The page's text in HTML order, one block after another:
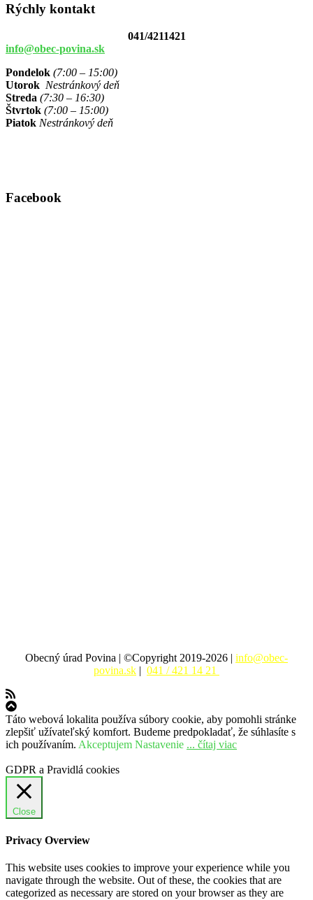
Rýchly kontakt
041/4211421
info@obec-povina.sk
Pondelok (7:00 – 15:00)
Utorok Nestránkový deň
Streda (7:30 – 16:30)
Štvrtok (7:00 – 15:00)
Piatok Nestránkový deň
Facebook
Obecný úrad Povina | ©Copyright 2019-2026 | info@obec-
povina.sk | 041 / 421 14 21
Táto webová lokalita používa súbory cookie, aby pomohli stránke
zlepšiť užívateľský komfort. Budeme predpokladať, že súhlasíte s
ich používaním. Akceptujem Nastavenie ... čítaj viac
GDPR a Pravidlá cookies
Close
Privacy Overview
This website uses cookies to improve your experience while you
navigate through the website. Out of these, the cookies that are
categorized as necessary are stored on your browser as they are